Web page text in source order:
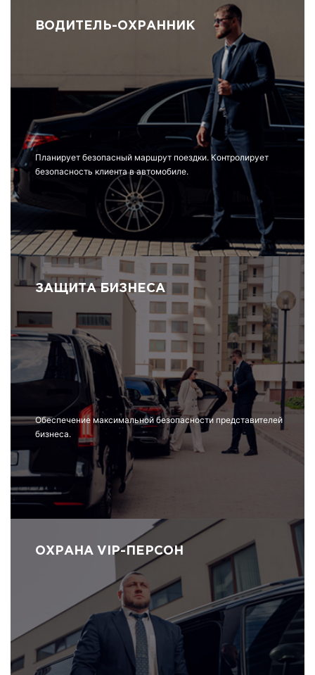
ВОДИТЕЛЬ-ОХРАННИК
Планирует безопасный маршрут поездки. Контролирует
безопасность клиента в автомобиле.
ЗАЩИТА БИЗНЕСА
Обеспечение максимальной безопасности представителей
бизнеса.
ОХРАНА VIP-ПЕРСОН